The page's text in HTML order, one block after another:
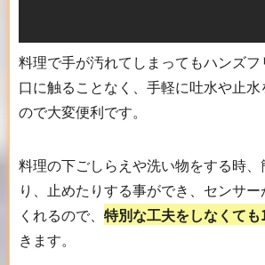
料理で手が汚れてしまってもハンズ
口に触ることなく、手軽に吐水や止
ので大変便利です。
料理の下ごしらえや洗い物をする時
り、止めたりする事ができ、センサ
くれるので、 特別な工夫をしなくて
きます。